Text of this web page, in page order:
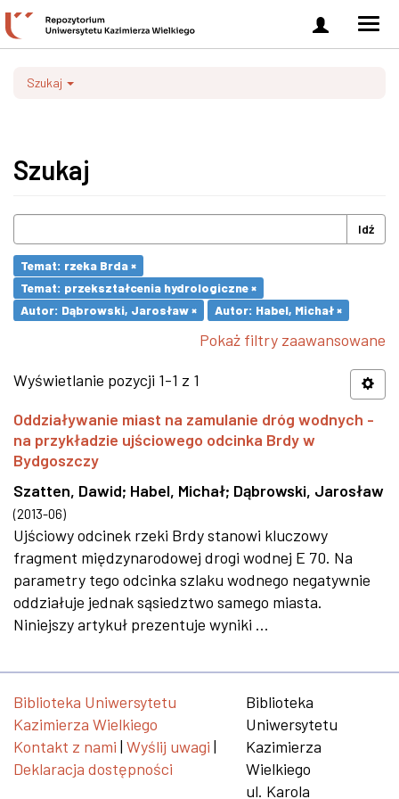
Zaloguj
się
Szukaj
Szukaj
Idź
Temat: rzeka Brda ×
Temat: przekształcenia hydrologiczne ×
Autor: Dąbrowski, Jarosław ×
Autor: Habel, Michał ×
Pokaż filtry zaawansowane
Wyświetlanie pozycji 1-1 z 1
Oddziaływanie miast na zamulanie dróg wodnych -
na przykładzie ujściowego odcinka Brdy w
Bydgoszczy
Szatten, Dawid; Habel, Michał; Dąbrowski, Jarosław
(2013-06)
Ujściowy odcinek rzeki Brdy stanowi kluczowy
fragment międzynarodowej drogi wodnej E 70. Na
parametry tego odcinka szlaku wodnego negatywnie
oddziałuje jednak sąsiedztwo samego miasta.
Niniejszy artykuł prezentuje wyniki ...
Biblioteka Uniwersytetu
Kazimierza Wielkiego
Kontakt z nami | Wyślij uwagi |
Deklaracja dostępności
Biblioteka
Uniwersytetu
Kazimierza
Wielkiego
ul. Karola